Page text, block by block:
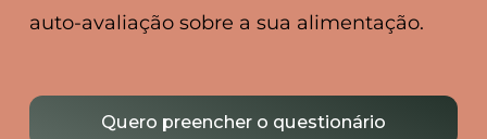
auto-avaliação sobre a sua alimentação.
Quero preencher o questionário